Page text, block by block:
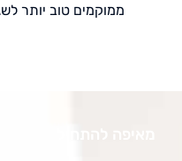
ממוקמים טוב יותר